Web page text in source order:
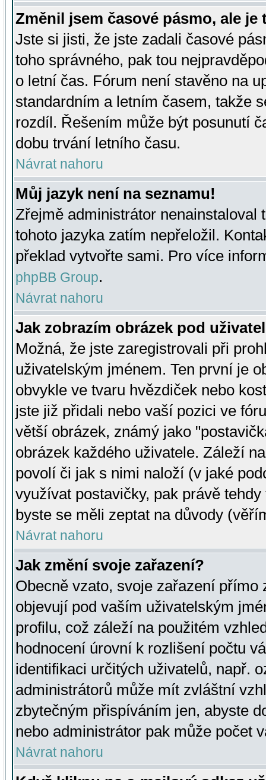
Změnil jsem časové pásmo, ale je
Jste si jisti, že jste zadali časové
toho správného, pak tou
o letní čas. Fórum není stavěno na
standardním a letním časem, takže
rozdíl. Řešením může být posunutí
dobu trvání letního času.
Návrat nahoru
Můj jazyk není na seznamu!
Zřejmě administrátor nenainstaloval
tohoto jazyka zatím nepřeložil.
překlad vytvořte sami. Pro více
phpBB Group.
Návrat nahoru
Jak zobrazím obrázek pod
Možná, že jste zaregistrovali při
uživatelským jménem. Ten první je
obvykle ve tvaru hvězdiček nebo
jste již přidali nebo vaší pozici ve
větší obrázek, známý jako
obrázek každého uživatele. Záleží
povolí či jak s nimi naloží (v jaké
využívat postavičky, pak právě
byste se měli zeptat na důvody
Návrat nahoru
Jak změní svoje zařazení?
Obecně vzato, svoje zařazení přímo
objevují pod vaším uživatelským
profilu, což záleží na použitém
hodnocení úrovní k rozlišení počtu
identifikaci určitých uživatelů, např.
administrátorů může mít zvláštní
zbytečným přispíváním jen, abyste
nebo administrátor pak může počet
Návrat nahoru